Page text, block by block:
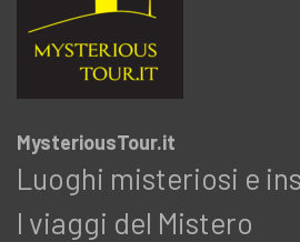
MysteriousTour.it
Luoghi misteriosi e
I viaggi del Mistero